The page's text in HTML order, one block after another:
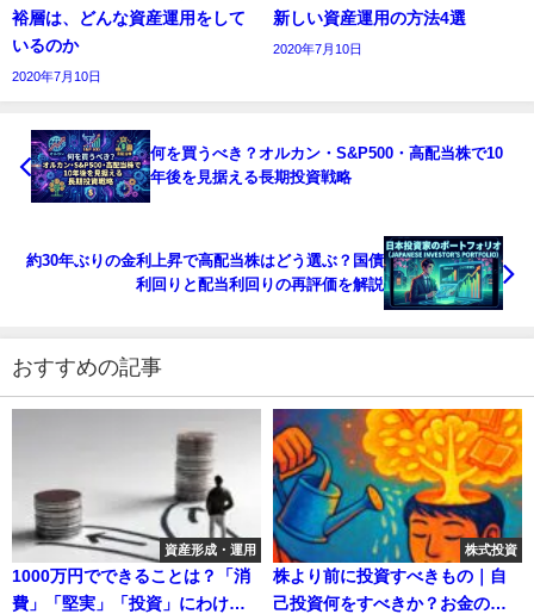
裕層は、どんな資産運用をして
いるのか
2020年7月10日
新しい資産運用の方法4選
2020年7月10日
何を買うべき？オルカン・S&P500・高配当株で10
年後を見据える長期投資戦略
約30年ぶりの金利上昇で高配当株はどう選ぶ？国債
利回りと配当利回りの再評価を解説
おすすめの記事
資産形成・運用
1000万円でできることは？「消
費」「堅実」「投資」にわけて
株式投資
株より前に投資すべきもの｜自
己投資何をすべきか？お金の使